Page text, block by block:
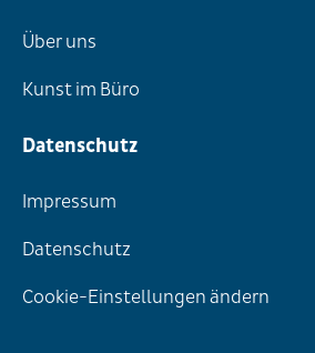
Über uns
Kunst im Büro
Datenschutz
Impressum
Datenschutz
Cookie-Einstellungen ändern